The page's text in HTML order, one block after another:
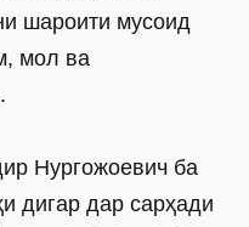
шароити мусоид
мол ва
Нургожоевич ба
дигар дар сарҳади